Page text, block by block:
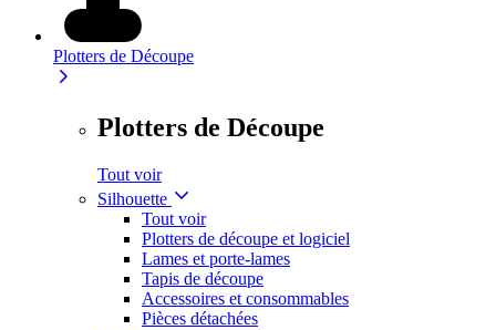
Plotters de Découpe
Plotters de Découpe
Tout voir
Silhouette
Tout voir
Plotters de découpe et logiciel
Lames et porte-lames
Tapis de découpe
Accessoires et consommables
Pièces détachées